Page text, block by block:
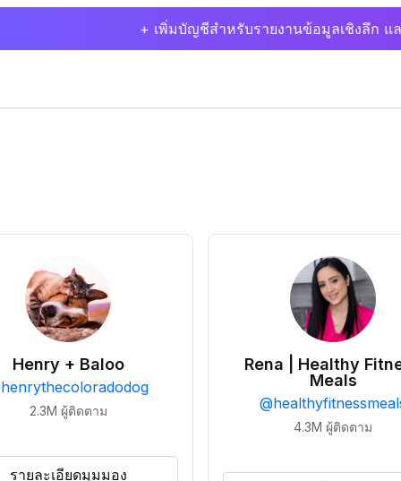
+ เพิ่มบัญชีสำหรับรายงานข้อมูลเชิงลึก แ
Henry + Baloo
henrythecoloradodog
2.3M ผู้ติดตาม
รายละเอียดมุมมอง
Rena | Healthy
Meals
@
4.3M ผู้ติดตาม